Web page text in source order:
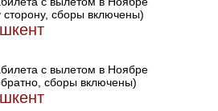
сторону, сборы включены)
с вылетом в Ноябре
сборы включены)